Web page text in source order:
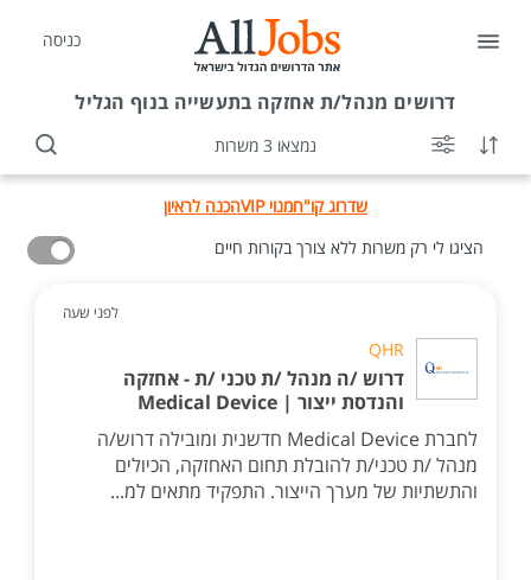
כניסה
דרושים מנהל/ת אחזקה בתעשייה בנוף הגליל
נמצאו 3 משרות
שדרוג קו"חמנוי VIP
הכנה לראיון
הציגו לי רק משרות ללא צורך בקורות חיים
לפני שעה
QHR
דרוש /ה מנהל /ת טכני /ת - אחזקה
והנדסת ייצור | Medical Device
לחברת Medical Device חדשנית ומובילה דרוש/ה
מנהל /ת טכני/ת להובלת תחום האחזקה, הכיולים
והתשתיות של מערך הייצור. התפקיד מתאים למ...